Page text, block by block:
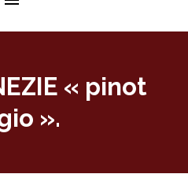
« pinot
».